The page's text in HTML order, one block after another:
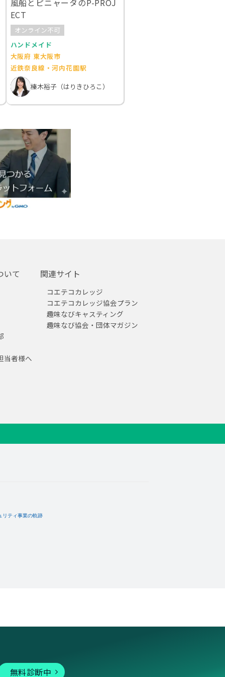
ECT
オンライン不可
ハンドメイド
大阪府 東大阪市
近鉄奈良線・河内花園駅
榛木裕子（はりきひろこ）
いて
当者様へ
関連サイト
コエテコカレッジ
コエテコカレッジ協会プラン
趣味なびキャスティング
趣味なび協会・団体マガジン
無料診断中